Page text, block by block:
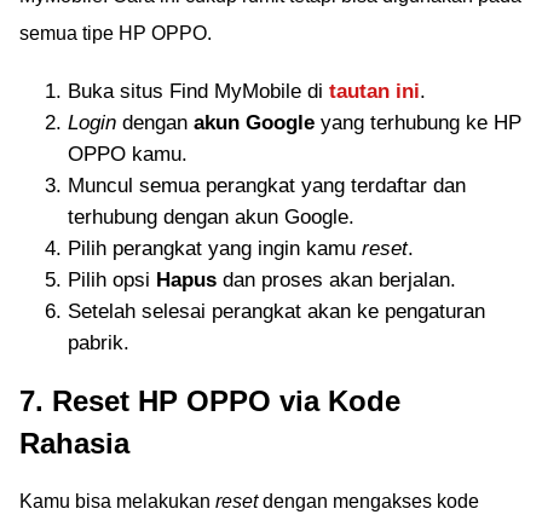
semua tipe HP OPPO.
Buka situs Find MyMobile di tautan ini.
Login dengan akun Google yang terhubung ke HP
OPPO kamu.
Muncul semua perangkat yang terdaftar dan
terhubung dengan akun Google.
Pilih perangkat yang ingin kamu reset.
Pilih opsi Hapus dan proses akan berjalan.
Setelah selesai perangkat akan ke pengaturan
pabrik.
7. Reset HP OPPO via Kode
Rahasia
Kamu bisa melakukan resetdengan mengakses kode